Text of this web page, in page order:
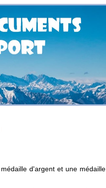
d'argent et une médaille